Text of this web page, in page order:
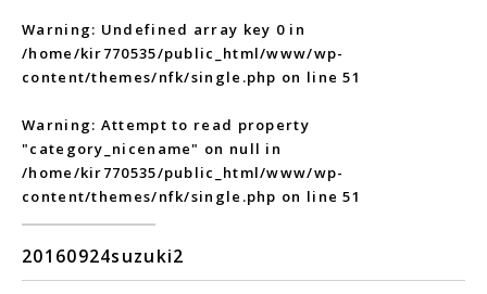
Warning: Undefined array key 0 in
/home/kir770535/public_html/www/wp-
content/themes/nfk/single.php on line51
Warning: Attempt to read property
"category_nicename" on null in
/home/kir770535/public_html/www/wp-
content/themes/nfk/single.php on line51
20160924suzuki2